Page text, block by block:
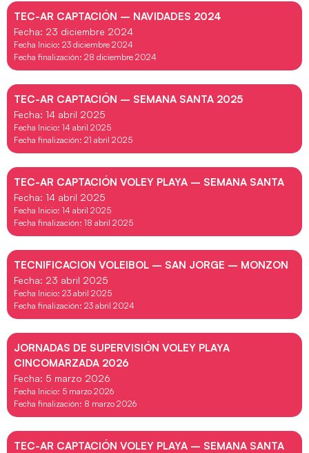
TEC-AR CAPTACIÓN – NAVIDADES 2024
Fecha: 23 diciembre 2024
Fecha Inicio: 23 diciembre 2024
Fecha finalización: 28 diciembre 2024
TEC-AR CAPTACIÓN – SEMANA SANTA 2025
Fecha: 14 abril 2025
Fecha Inicio: 14 abril 2025
Fecha finalización: 21 abril 2025
TEC-AR CAPTACIÓN VOLEY PLAYA – SEMANA SANTA
Fecha: 14 abril 2025
Fecha Inicio: 14 abril 2025
Fecha finalización: 18 abril 2025
TECNIFICACION VOLEIBOL – SAN JORGE – MONZON
Fecha: 23 abril 2025
Fecha Inicio: 23 abril 2025
Fecha finalización: 23 abril 2024
JORNADAS DE SUPERVISIÓN VOLEY PLAYA
CINCOMARZADA 2026
Fecha: 5 marzo 2026
Fecha Inicio: 5 marzo 2026
Fecha finalización: 8 marzo 2026
TEC-AR CAPTACIÓN VOLEY PLAYA – SEMANA SANTA